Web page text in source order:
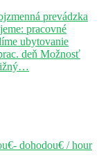
prevádzka
pracovné
ubytovanie
deň Možnosť
dohodou€ / hour